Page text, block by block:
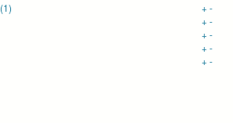
(1) +-
+-
+-
+-
+-